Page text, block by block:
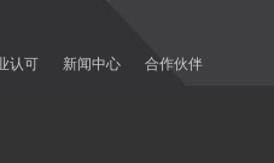
认可 新闻中心
合作伙伴